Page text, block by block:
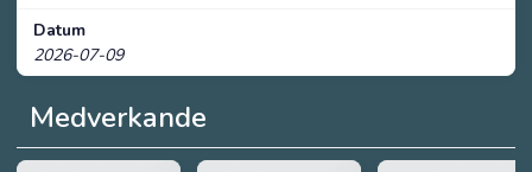
Medverkande
Datum
2026-07-09